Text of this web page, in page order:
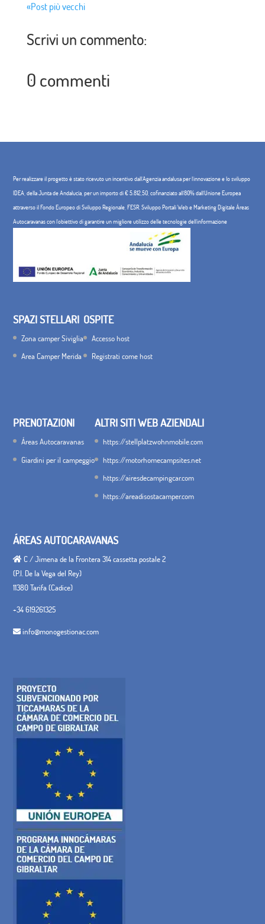
«Post più vecchi
Scrivi un commento:
0 commenti
Per realizzare il progetto è stato ricevuto un incentivo dall'Agenzia andalusa per l'innovazione e lo sviluppo
IDEA, della Junta de Andalucía, per un importo di € 5.812,50, cofinanziato all'80% dall'Unione Europea
attraverso il Fondo Europeo di Sviluppo Regionale, FESR. Sviluppo Portali Web e Marketing Digitale Áreas
Autocaravanas con l'obiettivo di garantire un migliore utilizzo delle tecnologie dell'informazione
SPAZI STELLARI
Zona camper Siviglia
Area Camper Merida
OSPITE
Accesso host
Registrati come host
PRENOTAZIONI
Áreas Autocaravanas
Giardini per il campeggio
ALTRI SITI WEB AZIENDALI
https://stellplatzwohnmobile.com
https://motorhomecampsites.net
https://airesdecampingcar.com
https://areadisostacamper.com
ÁREAS AUTOCARAVANAS
C / Jimena de la Frontera 314 cassetta postale 2
(P.I. De la Vega del Rey)
11380 Tarifa (Cadice)
+34 619261325
info@monogestionac.com